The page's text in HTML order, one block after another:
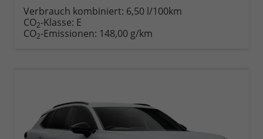
anfordern
Datei,
Verbrauch kombiniert: 6,50 l/100km
CO2-Klasse: E
CO2-Emissionen: 148,00 g/km